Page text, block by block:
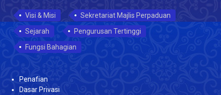
Visi & Misi
Sekretariat Majlis Perpaduan
Sejarah
Pengurusan Tertinggi
Fungsi Bahagian
Penafian
Dasar Privasi